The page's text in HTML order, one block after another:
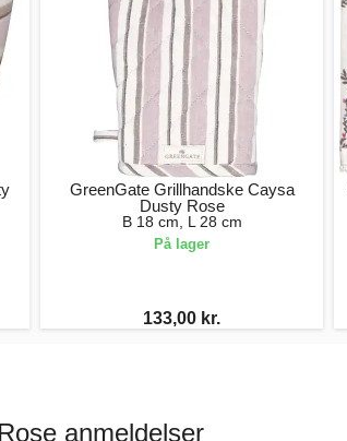
GreenGate Grillhandske Caysa
Dusty Rose
B 18 cm, L 28 cm
På lager
133,00 kr.
anmeldelser